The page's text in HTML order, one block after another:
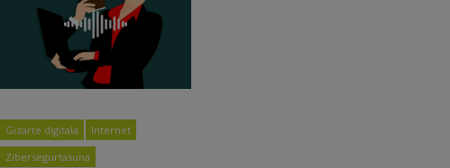
Gizarte digitala
Internet
Zibersegurtasuna